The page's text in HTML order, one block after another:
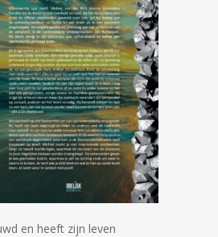
en heeft zijn leven